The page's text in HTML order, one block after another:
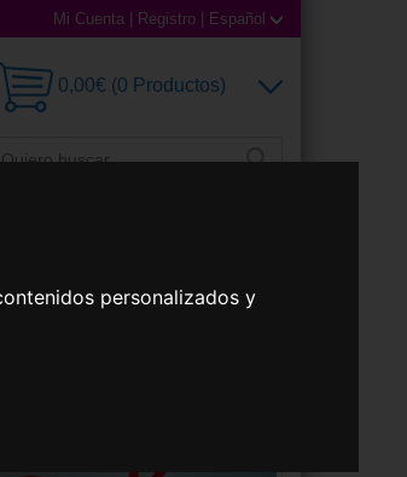
personalizados y
Mi Cuenta Registro Español
0,00€ (0 Productos)